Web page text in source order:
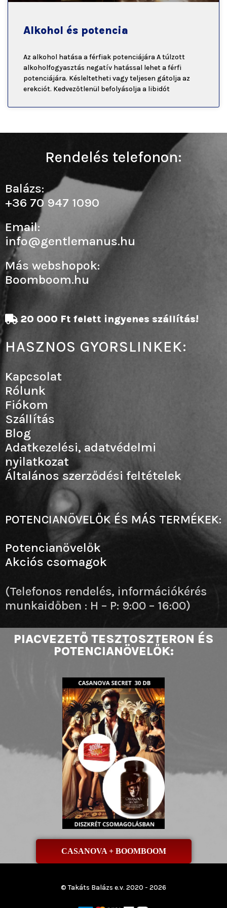
Alkohol és potencia
Az alkohol hatása a férfiak potenciájára A túlzott
alkoholfogyasztás negatív hatással lehet a férfi
potenciájára. Késleltetheti vagy teljesen gátolja az
erekciót. Kedvezőtlenül befolyásolja a libidót
PIACVEZETŐ TESZTOSZTERON ÉS
POTENCIANÖVELŐK:
CASANOVA + BOOMBOOM
20 000 Ft felett ingyenes szállítás!
HASZNOS GYORSLINKEK:
Kapcsolat
Rólunk
Fiókom
Szállítás
Blog
Adatkezelési, adatvédelmi
nyilatkozat
Általános szerződési feltételek
POTENCIANÖVELŐK ÉS MÁS TERMÉKEK:
Potencianövelők
Akciós csomagok
(Telefonos rendelés, információkérés
munkaidőben : H – P: 9:00 – 16:00)
Rendelés telefonon:
Balázs:
+36 70 947 1090
Email:
info@gentlemanus.hu
Más webshopok:
Boomboom.hu
© Takáts Balázs e.v. 2020 - 2026